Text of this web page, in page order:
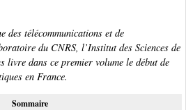
des télécommunications et de
du CNRS, l’Institut des Sciences de
livre dans ce premier volume le début de
en France.
Sommaire